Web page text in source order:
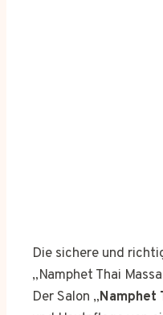
Die sichere und
„Namphet Thai
Der Salon „Namphet